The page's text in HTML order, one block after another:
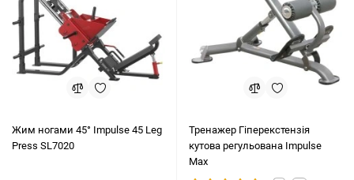
Жим ногами 45° Impulse 45 Leg
Press SL7020
Тренажер Гіперекстензія
кутова регульована Impulse
Max